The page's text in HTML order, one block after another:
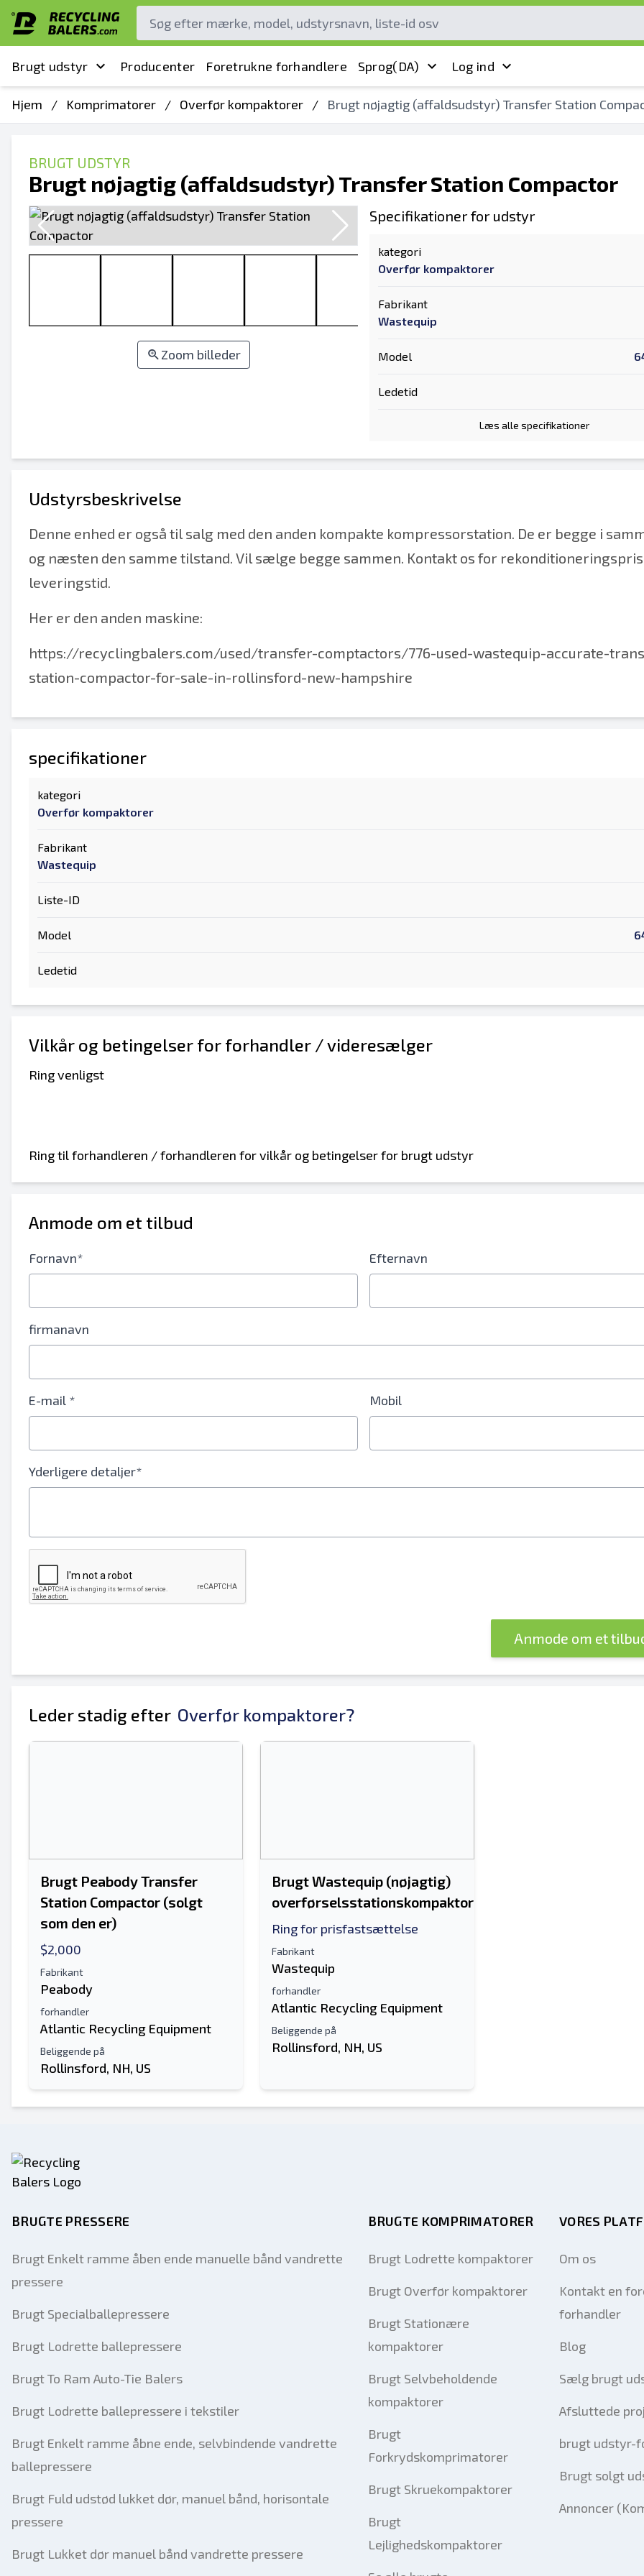
Brugt udstyr Producenter Foretrukne forhandlere Sprog(DA) Log ind
Hjem / Komprimatorer / Overfør kompaktorer / Brugt nøjagtig (affaldsudstyr) Transfer Station
BRUGT UDSTYR
Brugt nøjagtig (affaldsudstyr) Transfer Station Compactor
Zoom billeder
Specifikationer for udstyr
kategori
Overfør kompaktorer
Fabrikant
Wastequip
Model
Ledetid
Læs alle specifikationer
Udstyrsbeskrivelse
Denne enhed er også til salg med den anden kompakte kompressorstation. De er begge i
og næsten den samme tilstand. Vil sælge begge sammen. Kontakt os for
leveringstid.
Her er den anden maskine:
https://recyclingbalers.com/used/transfer-comptactors/776-used-wastequip-accurate-
station-compactor-for-sale-in-rollinsford-new-hampshire
specifikationer
kategori
Overfør kompaktorer
Fabrikant
Wastequip
Liste-ID
Model
Ledetid
Vilkår og betingelser for forhandler / videresælger
Ring venligst
Ring til forhandleren / forhandleren for vilkår og betingelser for brugt udstyr
Anmode om et tilbud
Fornavn* Efternavn
firmanavn
E-mail * Mobil
Yderligere detaljer*
Anmode om et
Send a Message
Fulde navn
Email adresse
Mobil
Leder stadig efter Overfør kompaktorer?
Brugt Peabody Transfer
Station Compactor (solgt
som den er)
$2,000
Fabrikant
Peabody
forhandler
Atlantic Recycling Equipment
Beliggende på
Rollinsford, NH, US
Brugt Wastequip (nøjagtig)
overførselsstationskompaktor
Ring for prisfastsættelse
Fabrikant
Wastequip
forhandler
Atlantic Recycling Equipment
Beliggende på
Rollinsford, NH, US
Der kræves enten e-mail-adresse eller mobilnummerfelt
Send fortegnelse til e-mail
Tekstoversigt til mobilenhed
Dit fulde navn
Yderligere Information
BRUGTE PRESSERE
Brugt Enkelt ramme åben ende manuelle bånd vandrette
pressere
Brugt Specialballepressere
Brugt Lodrette ballepressere
Brugt To Ram Auto-Tie Balers
Brugt Lodrette ballepressere i tekstiler
Brugt Enkelt ramme åbne ende, selvbindende vandrette
ballepressere
Brugt Fuld udstød lukket dør, manuel bånd, horisontale
pressere
Brugt Lukket dør manuel bånd vandrette pressere
BRUGTE KOMPRIMATORER
Brugt Lodrette kompaktorer
Brugt Overfør kompaktorer
Brugt Stationære
kompaktorer
Brugt Selvbeholdende
kompaktorer
Brugt
Forkrydskomprimatorer
Brugt Skruekompaktorer
Brugt
Lejlighedskompaktorer
VORES
Om os
Kontakt en
forhandler
Blog
Sælg brugt
Afsluttede
brugt udstyr-
Brugt solgt
Annoncer